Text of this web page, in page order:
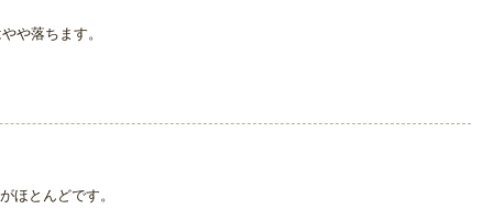
や落ちます。
ほとんどです。